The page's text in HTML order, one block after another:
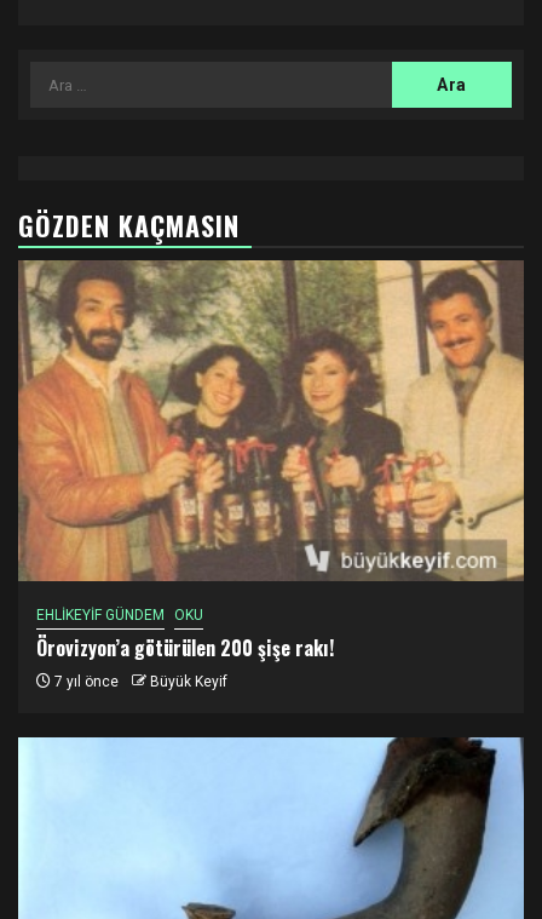
Arama:
GÖZDEN KAÇMASIN
EHLİKEYİF GÜNDEM OKU
Örovizyon’a götürülen 200 şişe rakı!
7 yıl önce Büyük Keyif